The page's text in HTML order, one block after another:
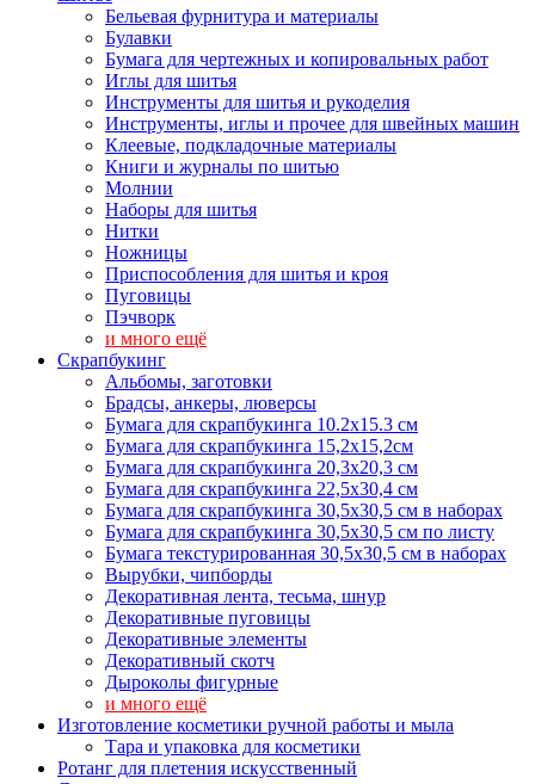
Бельевая фурнитура и материалы
Булавки
Бумага для чертежных и копировальных работ
Иглы для шитья
Инструменты для шитья и рукоделия
Инструменты, иглы и прочее для швейных машин
Клеевые, подкладочные материалы
Книги и журналы по шитью
Молнии
Наборы для шитья
Нитки
Ножницы
Приспособления для шитья и кроя
Пуговицы
Пэчворк
и много ещё
Скрапбукинг
Альбомы, заготовки
Брадсы, анкеры, люверсы
Бумага для скрапбукинга 10.2х15.3 см
Бумага для скрапбукинга 15,2х15,2см
Бумага для скрапбукинга 20,3х20,3 см
Бумага для скрапбукинга 22,5х30,4 см
Бумага для скрапбукинга 30,5х30,5 см в наборах
Бумага для скрапбукинга 30,5х30,5 см по листу
Бумага текстурированная 30,5х30,5 см в наборах
Вырубки, чипборды
Декоративная лента, тесьма, шнур
Декоративные пуговицы
Декоративные элементы
Декоративный скотч
Дыроколы фигурные
и много ещё
Изготовление косметики ручной работы и мыла
Тара и упаковка для косметики
Ротанг для плетения искусственный